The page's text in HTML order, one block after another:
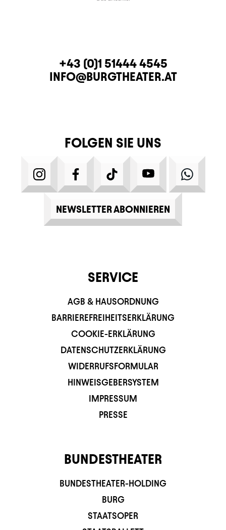
KONTAKTTELEFON
+43 (0)1 51444 4545
E-MAIL
INFO@BURGTHEATER.AT
FOLGEN SIE UNS
INSTAGRAMFACEBOOKTIKTOK YOUTUBE
NEWSLETTER ABONNIEREN
SERVICE
AGB & HAUSORDNUNG
BARRIEREFREIHEITSERKLÄRUNG
COOKIE-ERKLÄRUNG
DATENSCHUTZERKLÄRUNG
WIDERRUFSFORMULAR
HINWEISGEBERSYSTEM
IMPRESSUM
PRESSE
BUNDESTHEATER
BUNDESTHEATER-HOLDING
BURG
STAATSOPER